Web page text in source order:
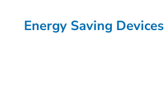
Energy Saving Devices